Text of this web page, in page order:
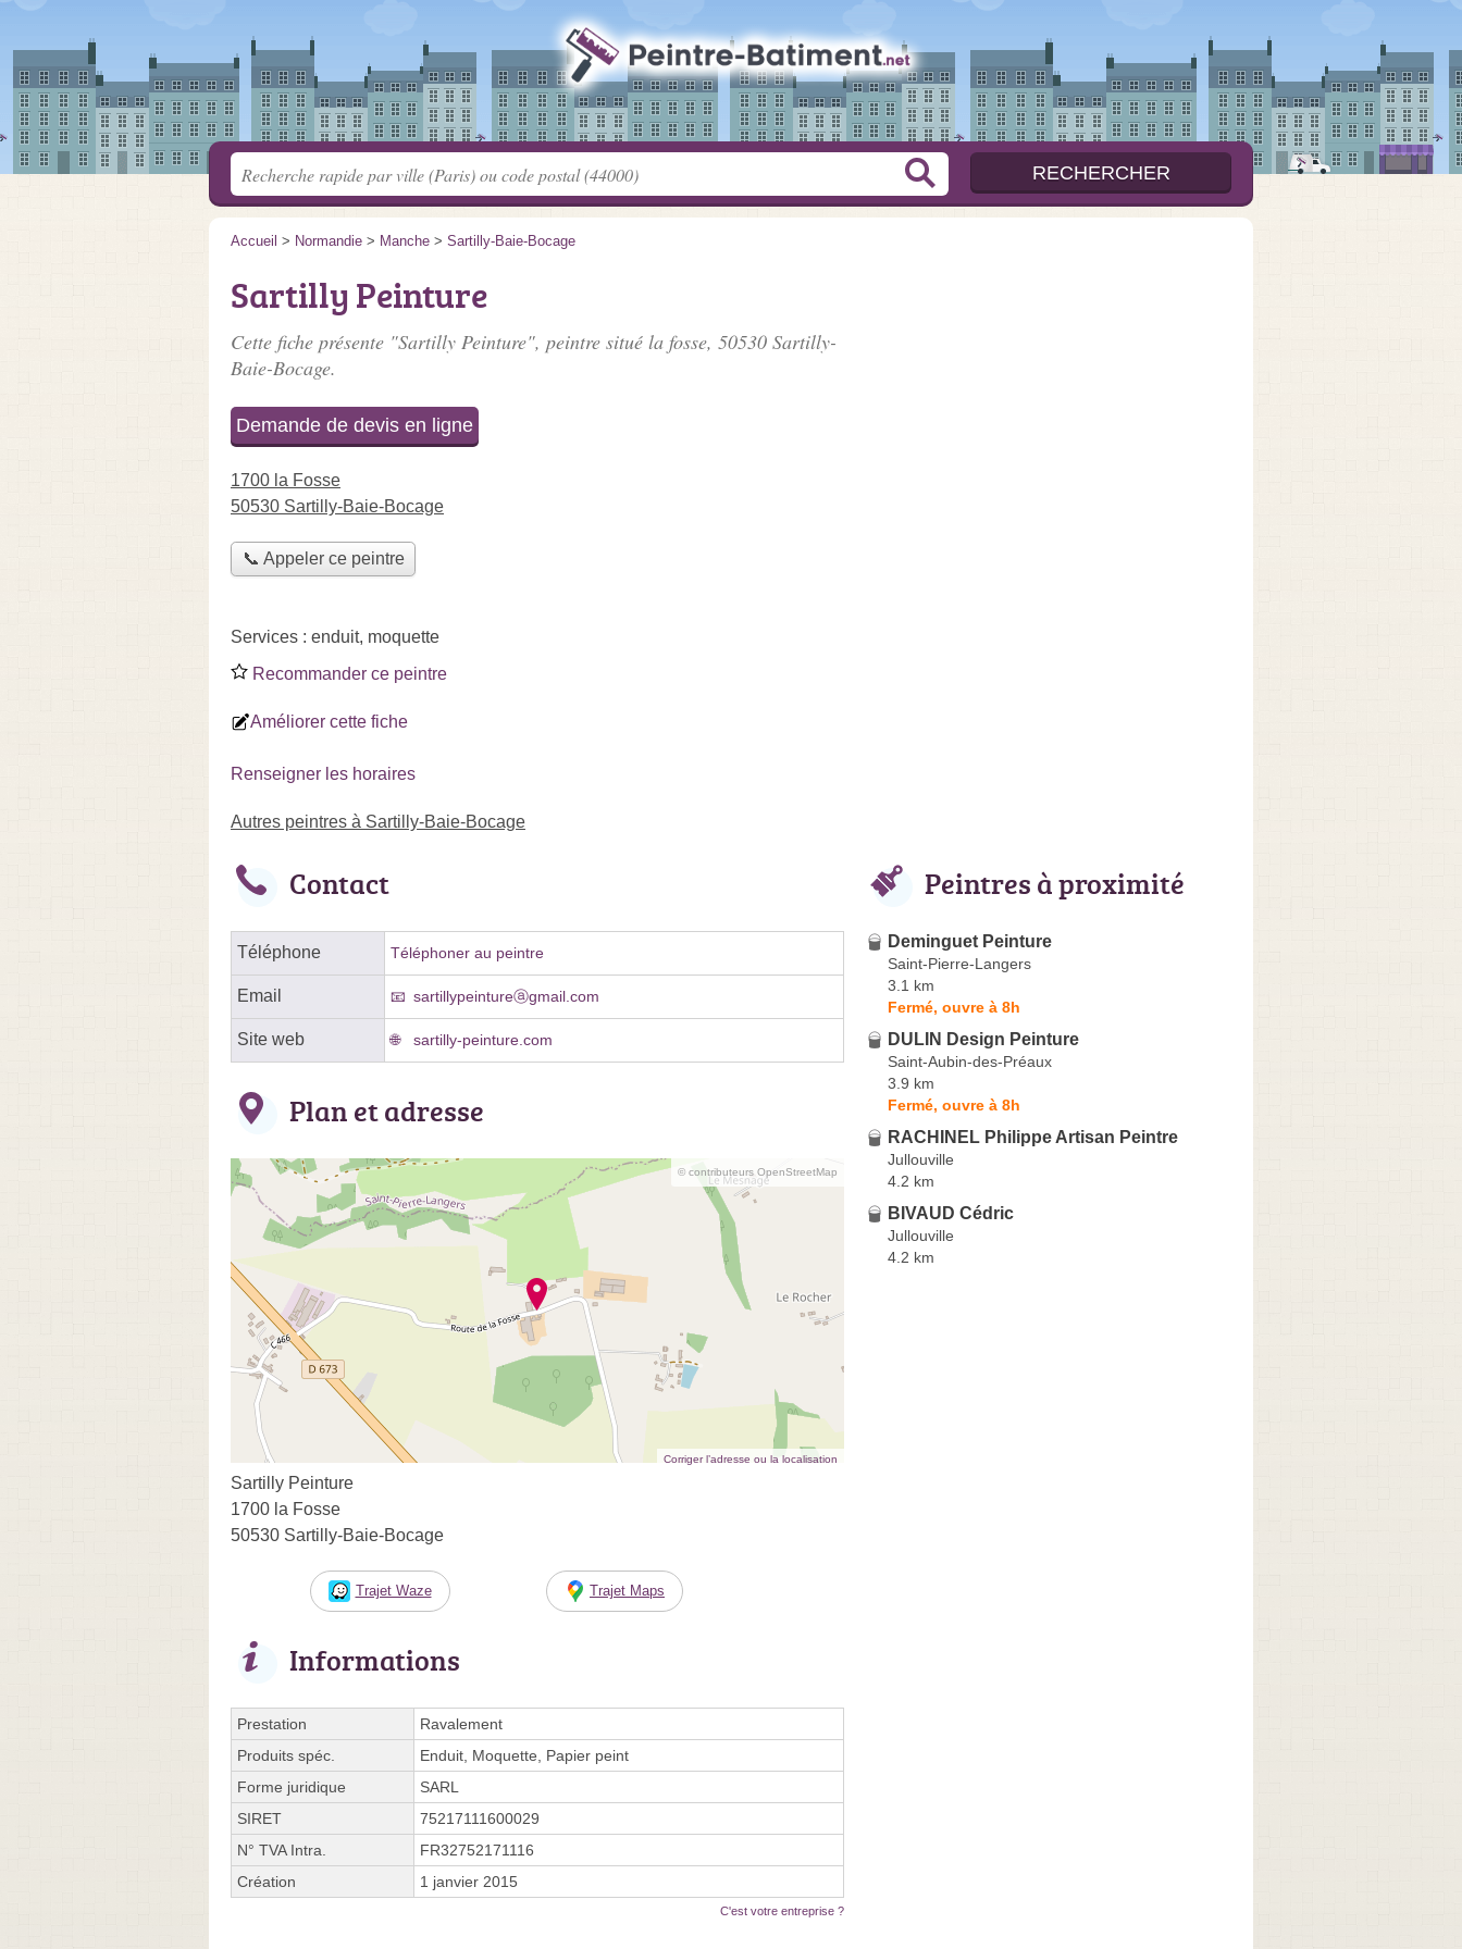
Accueil > Normandie > Manche > Sartilly-Baie-Bocage
Sartilly Peinture
Cette fiche présente "Sartilly Peinture", peintre situé la fosse, 50530 Sartilly-
Baie-Bocage.
Demande de devis en ligne
1700 la Fosse
50530 Sartilly-Baie-Bocage
📞 Appeler ce peintre
Services : enduit, moquette
Recommander ce peintre
Améliorer cette fiche
Renseigner les horaires
Autres peintres à Sartilly-Baie-Bocage
Contact
Téléphone Téléphoner au peintre
Email sartillypeintureⓐgmail.com
Site web sartilly-peinture.com
Plan et adresse
© contributeurs OpenStreetMap
Corriger l’adresse ou la localisation
Sartilly Peinture
1700 la Fosse
50530 Sartilly-Baie-Bocage
Trajet Waze Trajet Maps
Informations
Prestation
Ravalement
Produits spéc.
Enduit, Moquette, Papier peint
Forme juridique
SARL
SIRET
75217111600029
N° TVA Intra.
FR32752171116
Création
1 janvier 2015
C'est votre entreprise ?
Peintres à proximité
Deminguet Peinture
Saint-Pierre-Langers
3.1 km
Fermé, ouvre à 8h
DULIN Design Peinture
Saint-Aubin-des-Préaux
3.9 km
Fermé, ouvre à 8h
RACHINEL Philippe Artisan Peintre
Jullouville
4.2 km
BIVAUD Cédric
Jullouville
4.2 km